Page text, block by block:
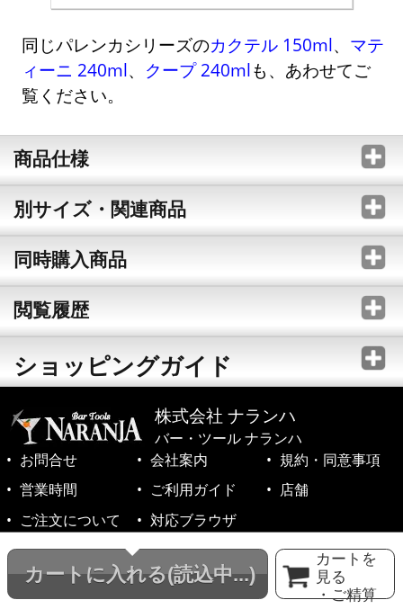
カートに入れる(読込中...)
カートを
見る
・ご精算
同じパレンカシリーズのカクテル 150ml、 マテ
ィーニ 240ml、 クープ 240mlも、あわせてご
覧ください。
商品仕様
別サイズ・関連商品
同時購入商品
閲覧履歴
ショッピングガイド
株式会社 ナランハ
バー・ツール ナランハ
お問合せ
会社案内
規約・同意事項
営業時間
ご利用ガイド
店舗
ご注文について
対応ブラウザ
©1999-2026 NARANJA Inc. All Rights Reserved.